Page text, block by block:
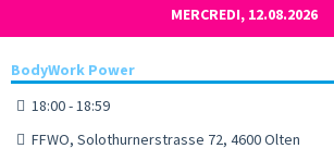
MERCREDI, 12.08.2026
BodyWork Power
18:00 - 18:59
FFWO, Solothurnerstrasse 72, 4600 Olten